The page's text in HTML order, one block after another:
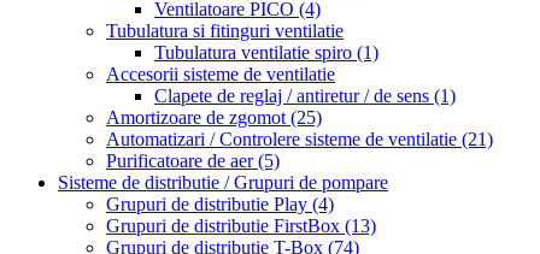
Ventilatoare PICO (4)
Tubulatura si fitinguri ventilatie
Tubulatura ventilatie spiro (1)
Accesorii sisteme de ventilatie
Clapete de reglaj / antiretur / de sens (1)
Amortizoare de zgomot (25)
Automatizari / Controlere sisteme de ventilatie (21)
Purificatoare de aer(5)
Sisteme de distributie / Grupuri de pompare
Grupuri de distributie Play (4)
Grupuri de distributie FirstBox (13)
Grupuri de distributie T-Box (74)